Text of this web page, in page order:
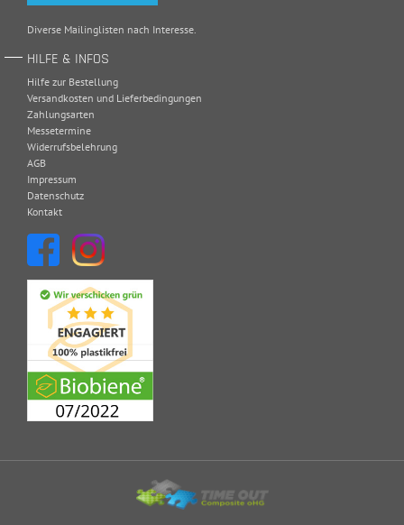
Diverse Mailinglisten nach Interesse.
HILFE & INFOS
Hilfe zur Bestellung
Versandkosten und Lieferbedingungen
Zahlungsarten
Messetermine
Widerrufsbelehrung
AGB
Impressum
Datenschutz
Kontakt